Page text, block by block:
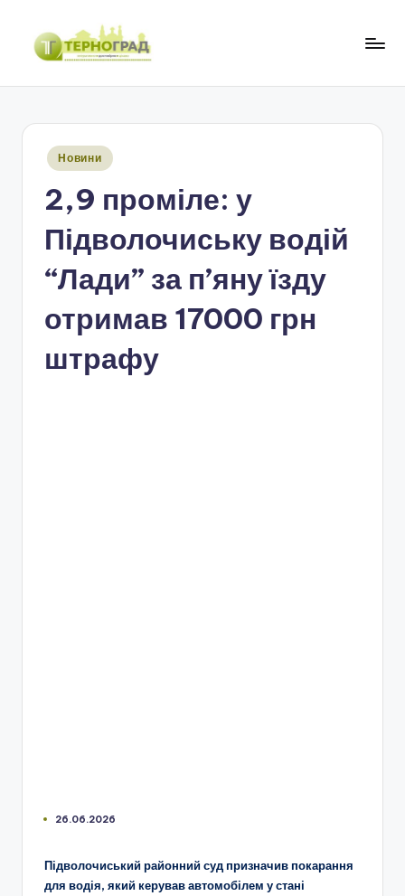
Перейти
Опубліковано
Новини
2,9 проміле: у
Підволочиську водій
“Лади” за п’яну їзду
отримав 17000 грн
штрафу
26.06.2026
Підволочиський районний суд призначив покарання
для водія, який керував автомобілем у стані